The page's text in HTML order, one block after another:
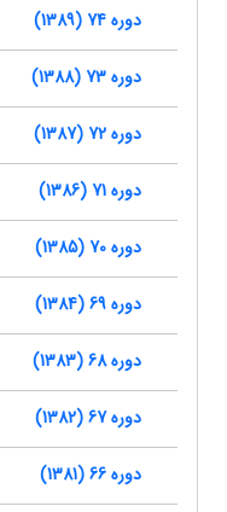
دوره 74 (1389)
دوره 73 (1388)
دوره 72 (1387)
دوره 71 (1386)
دوره 70 (1385)
دوره 69 (1384)
دوره 68 (1383)
دوره 67 (1382)
دوره 66 (1381)